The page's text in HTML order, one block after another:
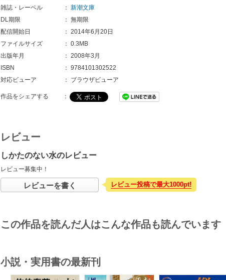
雑誌・レーベル
： 新潮文庫
DL期限
： 無期限
配信開始日
： 2014年6月20日
ファイルサイズ
： 0.3MB
出版年月
： 2008年3月
ISBN
： 9784101302522
対応ビューア
： ブラウザビューア
作品をシェアする ：
レビュー
しかたのない水のレビュー
レビュー募集中！
レビューを書く レビュー投稿で最大1000pt!
この作品を読んだ人はこんな作品も読んでいます
小説・実用書の最新刊